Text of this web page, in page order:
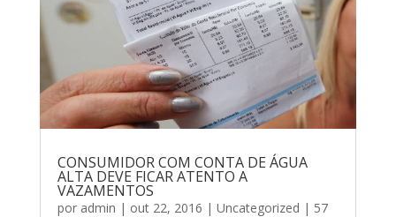
CONSUMIDOR COM CONTA DE ÁGUA
ALTA DEVE FICAR ATENTO A
VAZAMENTOS
por admin | out 22, 2016 | Uncategorized | 57